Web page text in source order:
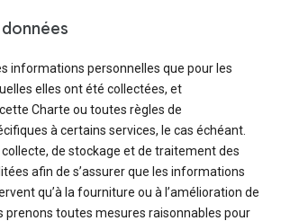
informations personnelles que pour les
elles ont été collectées, et
Charte ou toutes règles de
à certains services, le cas échéant.
de stockage et de traitement des
afin de s’assurer que les informations
qu’à la fourniture ou à l’amélioration de
prenons toutes mesures raisonnables pour